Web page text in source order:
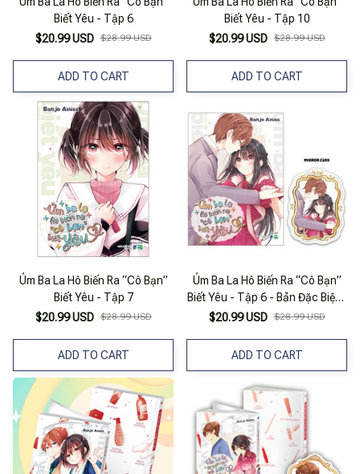
Biết Yêu - Tập 6
$20.99 USD $28.99 USD
ADD TO CART
Biết Yêu - Tập 10
$20.99 USD $28.99 USD
ADD TO CART
Úm Ba La Hô Biến Ra “Cô Bạn”
Biết Yêu - Tập 7
$20.99 USD $28.99 USD
ADD TO CART
Úm Ba La Hô Biến Ra “Cô Bạn”
Biết Yêu - Tập 6 - Bản Đặc Biệt -
Tặng Kèm Mirror Card
$20.99 USD $28.99 USD
ADD TO CART